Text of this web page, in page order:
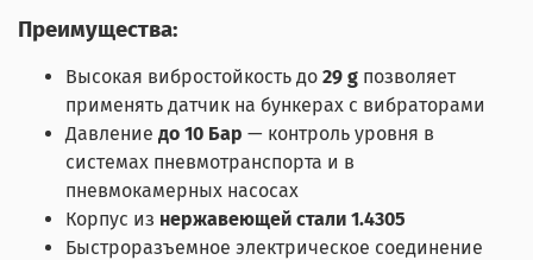
Преимущества:
Высокая вибростойкость до 29 g позволяет
применять датчик на бункерах с вибраторами
Давление до 10 Бар — контроль уровня в
системах пневмотранспорта и в
пневмокамерных насосах
Корпус из нержавеющей стали 1.4305
Быстроразъемное электрическое соединение